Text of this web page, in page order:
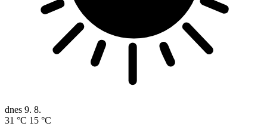
dnes 9. 8.
31 °C 15 °C